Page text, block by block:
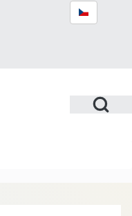
Open Search